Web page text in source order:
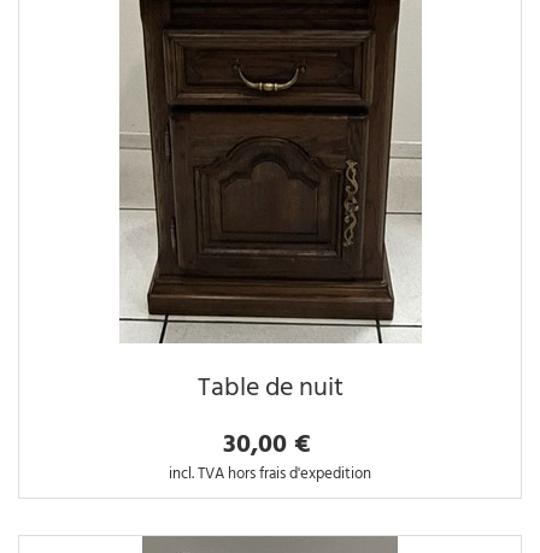
Table de nuit
30,00 €
incl. TVA hors frais d'expedition